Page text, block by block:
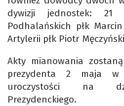
dywizji jednostek: 21
Podhalańskich płk
Artylerii płk Piotr Męczyński
Akty mianowania
prezydenta 2 maja w
uroczystości na
Prezydenckiego.